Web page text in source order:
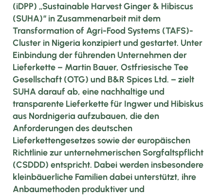
(iDPP) „Sustainable Harvest Ginger & Hibiscus
(SUHA)“ in Zusammenarbeit mit dem
Transformation of Agri-Food Systems (TAFS)-
Cluster in Nigeria konzipiert und gestartet. Unter
Einbindung der führenden Unternehmen der
Lieferkette – Martin Bauer, Ostfriesische Tee
Gesellschaft (OTG) und B&R Spices Ltd. – zielt
SUHA darauf ab, eine nachhaltige und
transparente Lieferkette für Ingwer und Hibiskus
aus Nordnigeria aufzubauen, die den
Anforderungen des deutschen
Lieferkettengesetzes sowie der europäischen
Richtlinie zur unternehmerischen Sorgfaltspflicht
(CSDDD) entspricht. Dabei werden insbesondere
kleinbäuerliche Familien dabei unterstützt, ihre
Anbaumethoden produktiver und